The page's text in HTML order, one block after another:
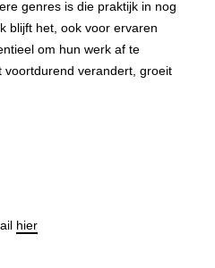
genres is die praktijk in nog
blijft het, ook voor ervaren
om hun werk af te
voortdurend verandert, groeit
hier